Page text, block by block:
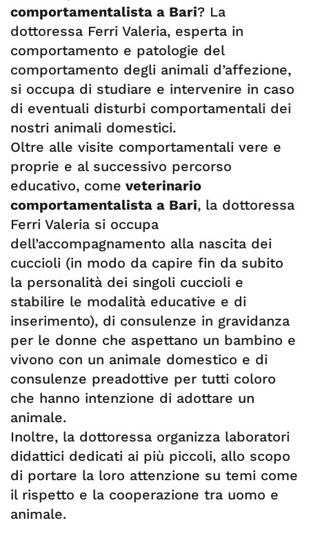
comportamentalista a Bari? La
dottoressa Ferri Valeria, esperta in
comportamento e patologie del
comportamento degli animali d’affezione,
si occupa di studiare e intervenire in caso
di eventuali disturbi comportamentali dei
nostri animali domestici.
Oltre alle visite comportamentali vere e
proprie e al successivo percorso
educativo, come veterinario
comportamentalista a Bari, la dottoressa
Ferri Valeria si occupa
dell’accompagnamento alla nascita dei
cuccioli (in modo da capire fin da subito
la personalità dei singoli cuccioli e
stabilire le modalità educative e di
inserimento), di consulenze in gravidanza
per le donne che aspettano un bambino e
vivono con un animale domestico e di
consulenze preadottive per tutti coloro
che hanno intenzione di adottare un
animale.
Inoltre, la dottoressa organizza laboratori
didattici dedicati ai più piccoli, allo scopo
di portare la loro attenzione su temi come
il rispetto e la cooperazione tra uomo e
animale.